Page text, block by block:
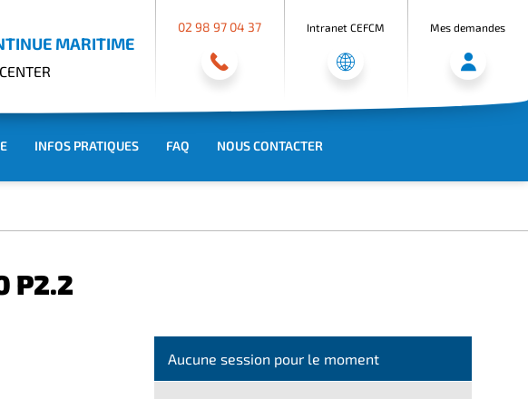
MARITIME
02 98 97 04 37 Intranet CEFCM Mes demandes
INFOS PRATIQUES FAQ NOUS CONTACTER
P2.2
Aucune session pour le moment